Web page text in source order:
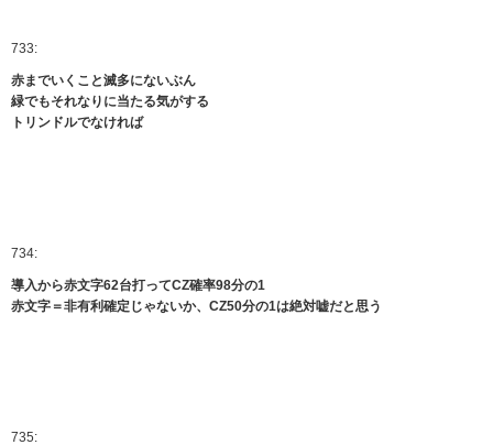
733:
赤までいくこと滅多にないぶん
緑でもそれなりに当たる気がする
トリンドルでなければ
734:
導入から赤文字62台打ってCZ確率98分の1
赤文字＝非有利確定じゃないか、CZ50分の1は絶対嘘だと思う
735: